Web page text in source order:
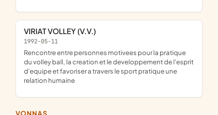
VIRIAT VOLLEY (V.V.)
1992-05-11
rencontre entre personnes motivees pour la pratique
du volley ball, la creation et le developpement de l'esprit
d'equipe et favoriser a travers le sport pratique une
relation humaine